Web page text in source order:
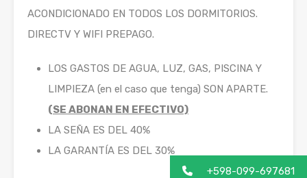
ACONDICIONADO EN TODOS LOS DORMITORIOS.
DIRECTV Y WIFI PREPAGO.
LOS GASTOS DE AGUA, LUZ, GAS, PISCINA Y
LIMPIEZA (en el caso que tenga) SON APARTE.
(SE ABONAN EN EFECTIVO)
LA SEÑA ES DEL 40%
LA GARANTÍA ES DEL 30%
+598-099-697681